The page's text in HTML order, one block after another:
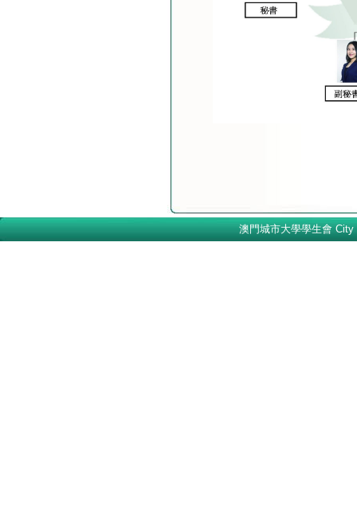
澳門城市大學學生會